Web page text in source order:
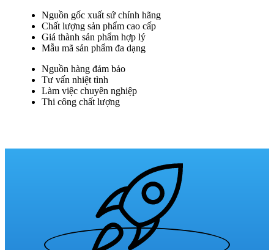
Nguồn gốc xuất sứ chính hãng
Chất lượng sản phẩm cao cấp
Giá thành sản phẩm hợp lý
Mẫu mã sản phẩm đa dạng
Nguồn hàng đảm bảo
Tư vấn nhiệt tình
Làm việc chuyên nghiệp
Thi công chất lượng